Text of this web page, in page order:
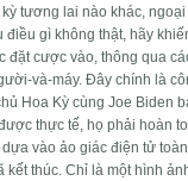
tương lai nào khác,
gì không thật, hãy
đặt cược vào, thông qua
và-máy. Đây chính là
Hoa Kỳ cùng Joe Biden
thực tế, họ phải hoàn
vào ảo giác điện tử
thúc. Chỉ là một hình